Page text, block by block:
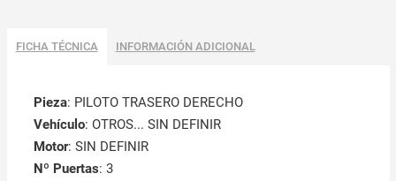
FICHA TÉCNICA INFORMACIÓN ADICIONAL
Pieza: PILOTO TRASERO DERECHO
Vehículo: OTROS... SIN DEFINIR
Motor: SIN DEFINIR
Nº Puertas: 3